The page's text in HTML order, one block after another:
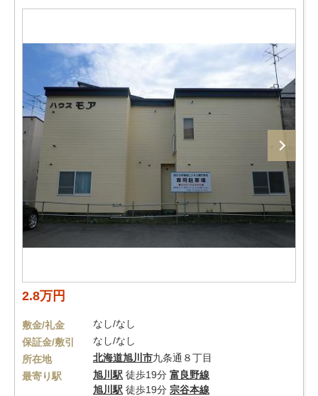
2.8万円
敷金/礼金
なし/なし
保証金/敷引
なし/なし
所在地
北海道旭川市九条通８丁目
最寄り駅
旭川駅 徒歩19分 富良野線
旭川駅 徒歩19分 宗谷本線